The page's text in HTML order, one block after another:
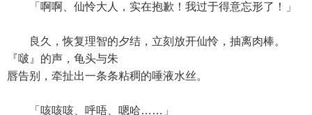
「啊啊、仙怜大人，实在抱歉！我过于得意忘形了！」
良久，恢复理智的夕结，立刻放开仙怜，抽离肉棒。
『啵』的声，龟头与朱
唇告别，牵扯出一条条粘稠的唾液水丝。
「咳咳咳、呼唔、嗯哈……」